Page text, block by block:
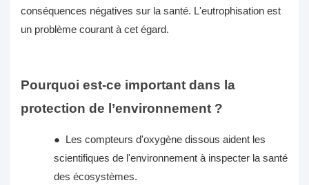
conséquences négatives sur la santé. L'eutrophisation est
un problème courant à cet égard.
Pourquoi est-ce important dans la
protection de l’environnement ?
● Les compteurs d'oxygène dissous aident les
scientifiques de l'environnement à inspecter la santé
des écosystèmes.